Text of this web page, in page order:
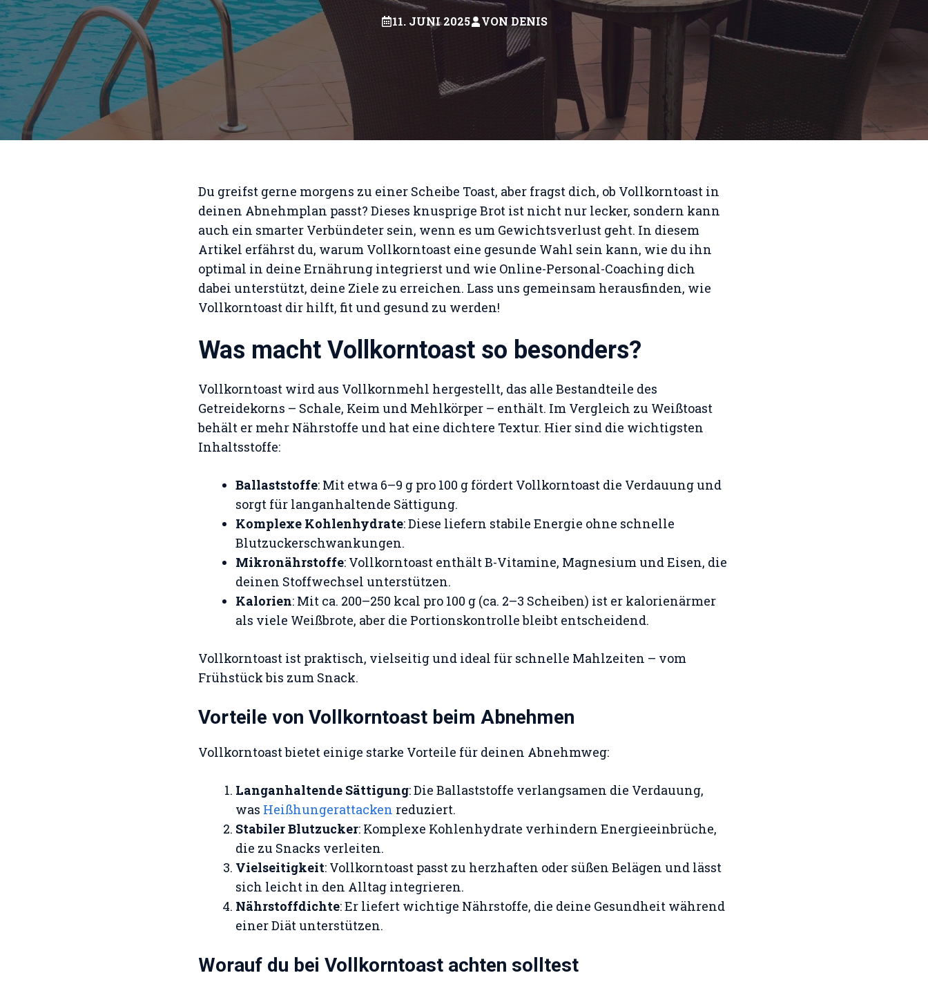
11. JUNI 2025 VON DENIS
Du greifst gerne morgens zu einer Scheibe Toast, aber fragst dich, ob Vollkorntoast in
deinen Abnehmplan passt? Dieses knusprige Brot ist nicht nur lecker, sondern kann
auch ein smarter Verbündeter sein, wenn es um Gewichtsverlust geht. In diesem
Artikel erfährst du, warum Vollkorntoast eine gesunde Wahl sein kann, wie du ihn
optimal in deine Ernährung integrierst und wie Online-Personal-Coaching dich
dabei unterstützt, deine Ziele zu erreichen. Lass uns gemeinsam herausfinden, wie
Vollkorntoast dir hilft, fit und gesund zu werden!
Was macht Vollkorntoast so besonders?
Vollkorntoast wird aus Vollkornmehl hergestellt, das alle Bestandteile des
Getreidekorns – Schale, Keim und Mehlkörper – enthält. Im Vergleich zu Weißtoast
behält er mehr Nährstoffe und hat eine dichtere Textur. Hier sind die wichtigsten
Inhaltsstoffe:
Ballaststoffe: Mit etwa 6–9 g pro 100 g fördert Vollkorntoast die Verdauung und
sorgt für langanhaltende Sättigung.
Komplexe Kohlenhydrate: Diese liefern stabile Energie ohne schnelle
Blutzuckerschwankungen.
Mikronährstoffe: Vollkorntoast enthält B-Vitamine, Magnesium und Eisen, die
deinen Stoffwechsel unterstützen.
Kalorien: Mit ca. 200–250 kcal pro 100 g (ca. 2–3 Scheiben) ist er kalorienärmer
als viele Weißbrote, aber die Portionskontrolle bleibt entscheidend.
Vollkorntoast ist praktisch, vielseitig und ideal für schnelle Mahlzeiten – vom
Frühstück bis zum Snack.
Vorteile von Vollkorntoast beim Abnehmen
Vollkorntoast bietet einige starke Vorteile für deinen Abnehmweg:
Langanhaltende Sättigung: Die Ballaststoffe verlangsamen die Verdauung,
was Heißhungerattacken reduziert.
Stabiler Blutzucker: Komplexe Kohlenhydrate verhindern Energieeinbrüche,
die zu Snacks verleiten.
Vielseitigkeit: Vollkorntoast passt zu herzhaften oder süßen Belägen und lässt
sich leicht in den Alltag integrieren.
Nährstoffdichte: Er liefert wichtige Nährstoffe, die deine Gesundheit während
einer Diät unterstützen.
Worauf du bei Vollkorntoast achten solltest